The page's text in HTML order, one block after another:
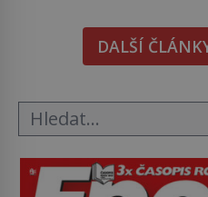
i bude chutnat, ovšem
občasný pamlsek. […]
DALŠÍ